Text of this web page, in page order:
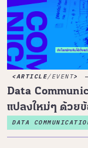
ARTICLE/EVENT
Data
แปลงใหม่ๆ ด้วย
DATA